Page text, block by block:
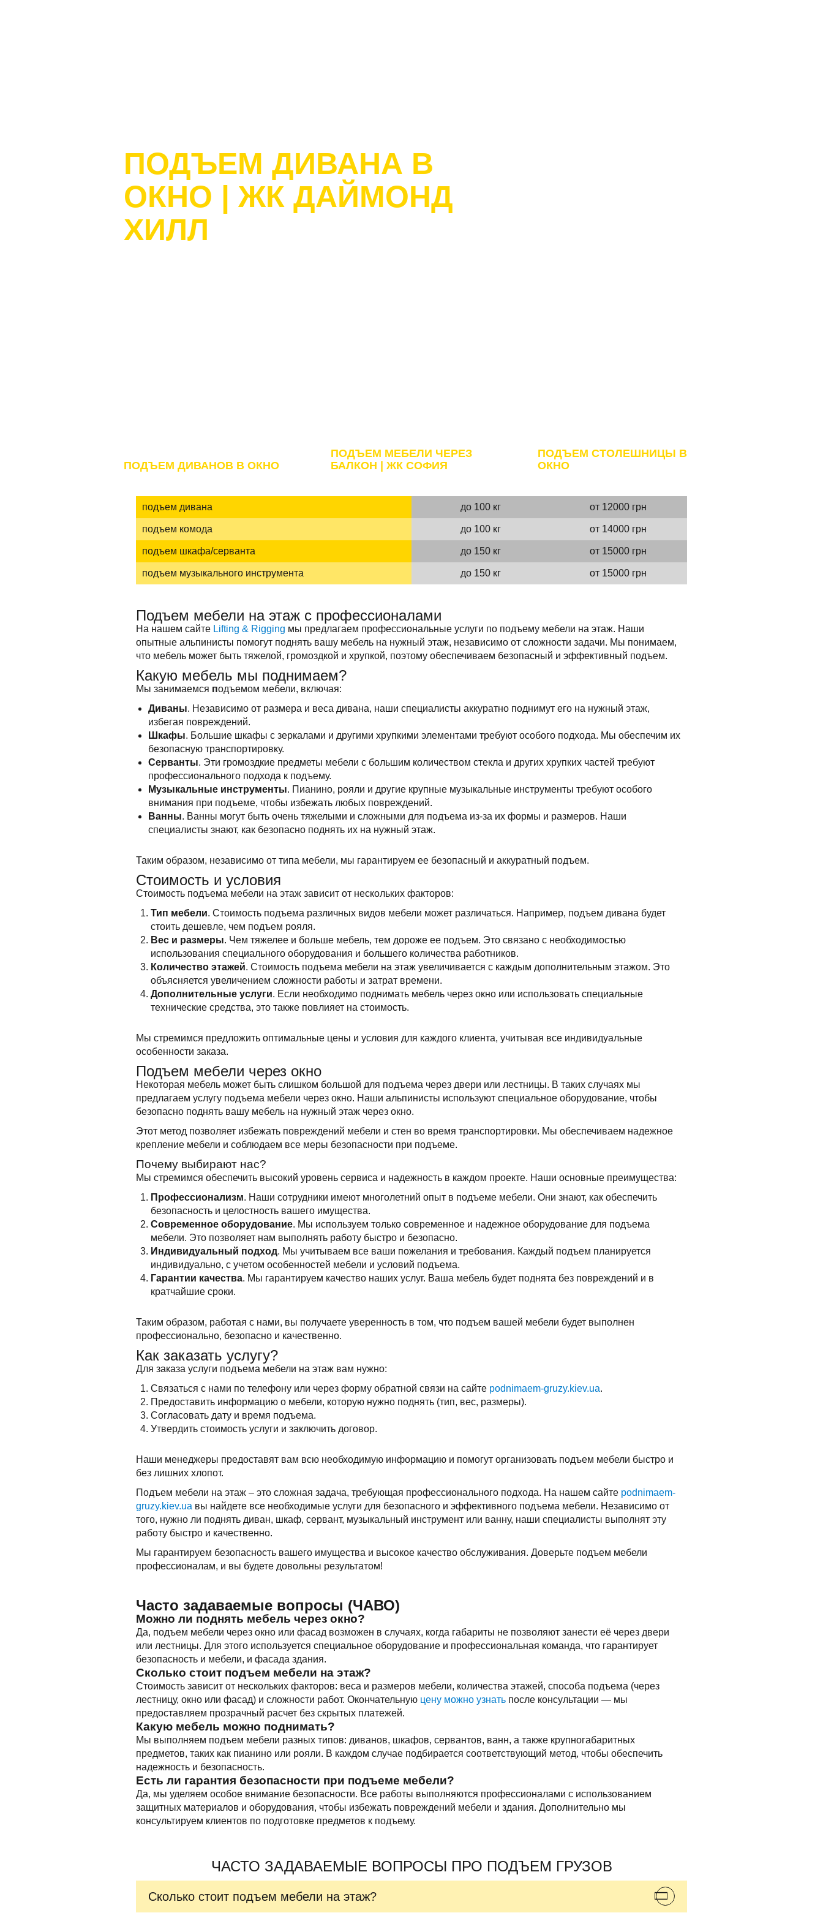
ПОДЪЕМ ДИВАНА В
ОКНО | ЖК ДАЙМОНД
ХИЛЛ
ПОДЪЕМ ДИВАНОВ В ОКНО
ПОДЪЕМ МЕБЕЛИ ЧЕРЕЗ
БАЛКОН | ЖК СОФИЯ
ПОДЪЕМ СТОЛЕШНИЦЫ В
ОКНО
подъем дивана до 100 кг от 12000 грн
подъем комода до 100 кг от 14000 грн
подъем шкафа/серванта до 150 кг от 15000 грн
подъем музыкального инструмента до 150 кг от 15000 грн
Подъем мебели на этаж с профессионалами
На нашем сайте Lifting & Rigging мы предлагаем профессиональные услуги по подъему мебели на этаж. Наши
опытные альпинисты помогут поднять вашу мебель на нужный этаж, независимо от сложности задачи. Мы понимаем,
что мебель может быть тяжелой, громоздкой и хрупкой, поэтому обеспечиваем безопасный и эффективный подъем.
Какую мебель мы поднимаем?
Мы занимаемся подъемом мебели, включая:
Диваны. Независимо от размера и веса дивана, наши специалисты аккуратно поднимут его на нужный этаж,
избегая повреждений.
Шкафы. Большие шкафы с зеркалами и другими хрупкими элементами требуют особого подхода. Мы обеспечим их
безопасную транспортировку.
Серванты. Эти громоздкие предметы мебели с большим количеством стекла и других хрупких частей требуют
профессионального подхода к подъему.
Музыкальные инструменты. Пианино, рояли и другие крупные музыкальные инструменты требуют особого
внимания при подъеме, чтобы избежать любых повреждений.
Ванны. Ванны могут быть очень тяжелыми и сложными для подъема из-за их формы и размеров. Наши
специалисты знают, как безопасно поднять их на нужный этаж.
Таким образом, независимо от типа мебели, мы гарантируем ее безопасный и аккуратный подъем.
Стоимость и условия
Стоимость подъема мебели на этаж зависит от нескольких факторов:
Тип мебели. Стоимость подъема различных видов мебели может различаться. Например, подъем дивана будет
стоить дешевле, чем подъем рояля.
Вес и размеры. Чем тяжелее и больше мебель, тем дороже ее подъем. Это связано с необходимостью
использования специального оборудования и большего количества работников.
Количество этажей. Стоимость подъема мебели на этаж увеличивается с каждым дополнительным этажом. Это
объясняется увеличением сложности работы и затрат времени.
Дополнительные услуги. Если необходимо поднимать мебель через окно или использовать специальные
технические средства, это также повлияет на стоимость.
Мы стремимся предложить оптимальные цены и условия для каждого клиента, учитывая все индивидуальные
особенности заказа.
Подъем мебели через окно
Некоторая мебель может быть слишком большой для подъема через двери или лестницы. В таких случаях мы
предлагаем услугу подъема мебели через окно. Наши альпинисты используют специальное оборудование, чтобы
безопасно поднять вашу мебель на нужный этаж через окно.
Этот метод позволяет избежать повреждений мебели и стен во время транспортировки. Мы обеспечиваем надежное
крепление мебели и соблюдаем все меры безопасности при подъеме.
Почему выбирают нас?
Мы стремимся обеспечить высокий уровень сервиса и надежность в каждом проекте. Наши основные преимущества:
Профессионализм. Наши сотрудники имеют многолетний опыт в подъеме мебели. Они знают, как обеспечить
безопасность и целостность вашего имущества.
Современное оборудование. Мы используем только современное и надежное оборудование для подъема
мебели. Это позволяет нам выполнять работу быстро и безопасно.
Индивидуальный подход. Мы учитываем все ваши пожелания и требования. Каждый подъем планируется
индивидуально, с учетом особенностей мебели и условий подъема.
Гарантии качества. Мы гарантируем качество наших услуг. Ваша мебель будет поднята без повреждений и в
кратчайшие сроки.
Таким образом, работая с нами, вы получаете уверенность в том, что подъем вашей мебели будет выполнен
профессионально, безопасно и качественно.
Как заказать услугу?
Для заказа услуги подъема мебели на этаж вам нужно:
Связаться с нами по телефону или через форму обратной связи на сайте podnimaem-gruzy.kiev.ua.
Предоставить информацию о мебели, которую нужно поднять (тип, вес, размеры).
Согласовать дату и время подъема.
Утвердить стоимость услуги и заключить договор.
Наши менеджеры предоставят вам всю необходимую информацию и помогут организовать подъем мебели быстро и
без лишних хлопот.
Подъем мебели на этаж – это сложная задача, требующая профессионального подхода. На нашем сайте podnimaem-
gruzy.kiev.ua вы найдете все необходимые услуги для безопасного и эффективного подъема мебели. Независимо от
того, нужно ли поднять диван, шкаф, сервант, музыкальный инструмент или ванну, наши специалисты выполнят эту
работу быстро и качественно.
Мы гарантируем безопасность вашего имущества и высокое качество обслуживания. Доверьте подъем мебели
профессионалам, и вы будете довольны результатом!
Часто задаваемые вопросы (ЧАВО)
Можно ли поднять мебель через окно?
Да, подъем мебели через окно или фасад возможен в случаях, когда габариты не позволяют занести её через двери
или лестницы. Для этого используется специальное оборудование и профессиональная команда, что гарантирует
безопасность и мебели, и фасада здания.
Сколько стоит подъем мебели на этаж?
Стоимость зависит от нескольких факторов: веса и размеров мебели, количества этажей, способа подъема (через
лестницу, окно или фасад) и сложности работ. Окончательную цену можно узнать после консультации — мы
предоставляем прозрачный расчет без скрытых платежей.
Какую мебель можно поднимать?
Мы выполняем подъем мебели разных типов: диванов, шкафов, сервантов, ванн, а также крупногабаритных
предметов, таких как пианино или рояли. В каждом случае подбирается соответствующий метод, чтобы обеспечить
надежность и безопасность.
Есть ли гарантия безопасности при подъеме мебели?
Да, мы уделяем особое внимание безопасности. Все работы выполняются профессионалами с использованием
защитных материалов и оборудования, чтобы избежать повреждений мебели и здания. Дополнительно мы
консультируем клиентов по подготовке предметов к подъему.
ЧАСТО ЗАДАВАЕМЫЕ ВОПРОСЫ ПРО ПОДЪЕМ ГРУЗОВ
Сколько стоит подъем мебели на этаж?